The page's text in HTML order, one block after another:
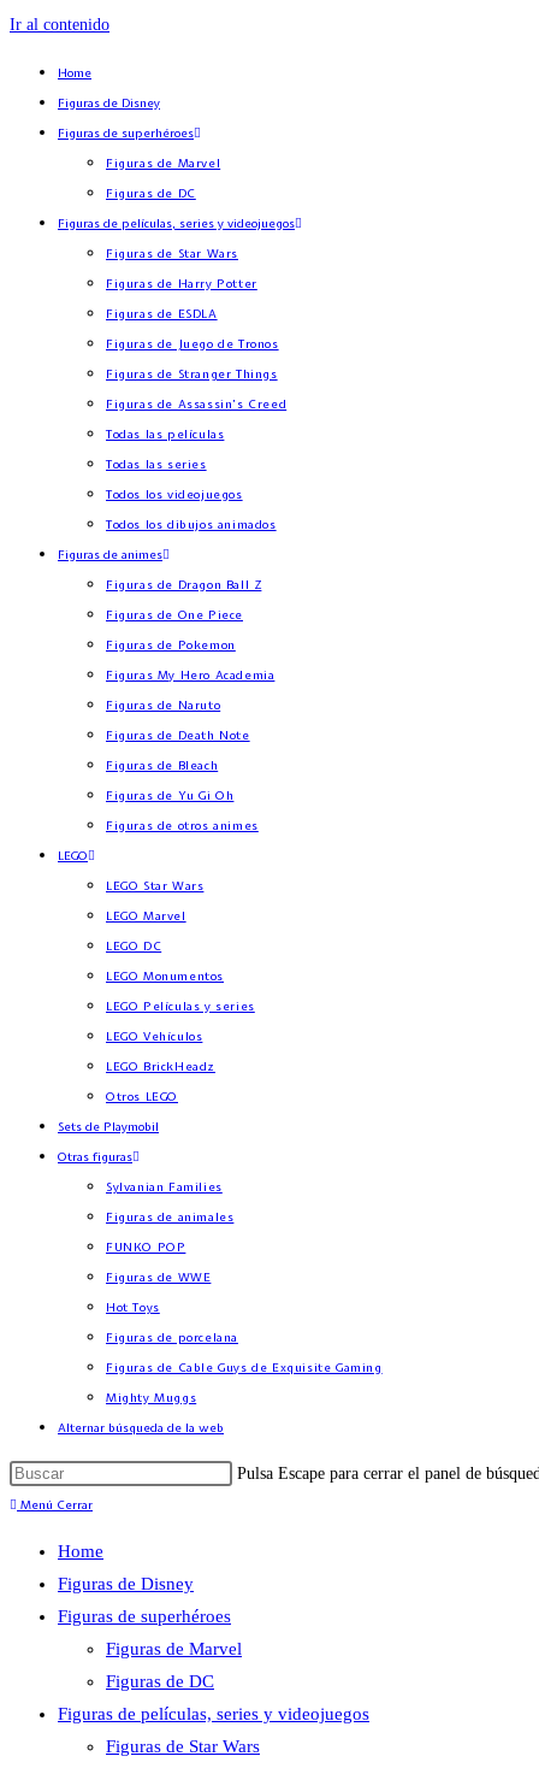
Ir al contenido
Home
Figuras de Disney
Figuras de superhéroes
Figuras de Marvel
Figuras de DC
Figuras de películas, series y videojuegos
Figuras de Star Wars
Figuras de Harry Potter
Figuras de ESDLA
Figuras de Juego de Tronos
Figuras de Stranger Things
Figuras de Assassin’s Creed
Todas las películas
Todas las series
Todos los videojuegos
Todos los dibujos animados
Figuras de animes
Figuras de Dragon Ball Z
Figuras de One Piece
Figuras de Pokemon
Figuras My Hero Academia
Figuras de Naruto
Figuras de Death Note
Figuras de Bleach
Figuras de Yu Gi Oh
Figuras de otros animes
LEGO
LEGO Star Wars
LEGO Marvel
LEGO DC
LEGO Monumentos
LEGO Películas y series
LEGO Vehículos
LEGO BrickHeadz
Otros LEGO
Sets de Playmobil
Otras figuras
Sylvanian Families
Figuras de animales
FUNKO POP
Figuras de WWE
Hot Toys
Figuras de porcelana
Figuras de Cable Guys de Exquisite Gaming
Mighty Muggs
Alternar búsqueda de la web
Pulsa Escape para cerrar el panel de
Menú Cerrar
Home
Figuras de Disney
Figuras de superhéroes
Figuras de Marvel
Figuras de DC
Figuras de películas, series y videojuegos
Figuras de Star Wars